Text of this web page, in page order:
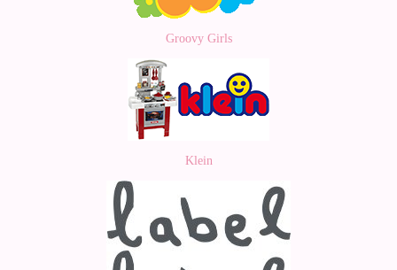
Groovy Girls
Klein